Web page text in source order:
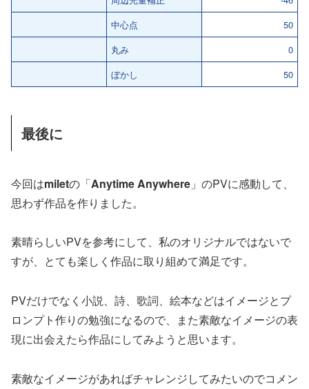
中心点
50
丸み
0
ぼかし
50
最後に
今回はmiletの「Anytime Anywhere 」のPVに感動して、
思わず作品を作りました。
素晴らしいPVを参考にして、私のオリジナルではないで
すが、とても楽しく作品に取り組めて満足です。
PVだけでなく小説、詩、歌詞、絵本などはイメージとプ
ロンプト作りの勉強になるので、また素敵なイメージの表
現に出会えたら作品にしてみようと思います。
素敵なイメージがあればチャレンジしてみたいのでコメン